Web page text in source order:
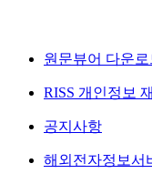
원문뷰어 다운로
RISS 개인정보
공지사항
해외전자정보서